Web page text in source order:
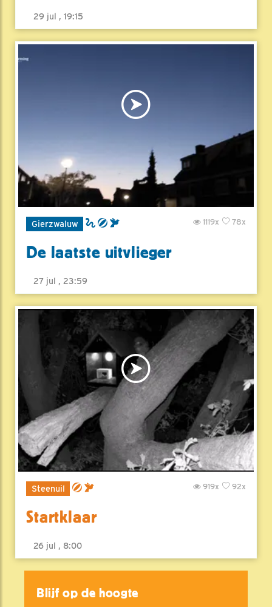
29 jul , 19:15
Gierzwaluw 78x
1119x
De laatste uitvlieger
27 jul , 23:59
Steenuil 92x
919x
Startklaar
26 jul , 8:00
Blijf op de hoogte